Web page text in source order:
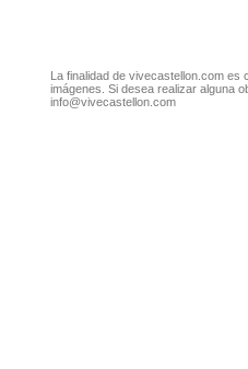
La finalidad de vivecastellon.com
imágenes. Si desea realizar alguna
info@vivecastellon.com